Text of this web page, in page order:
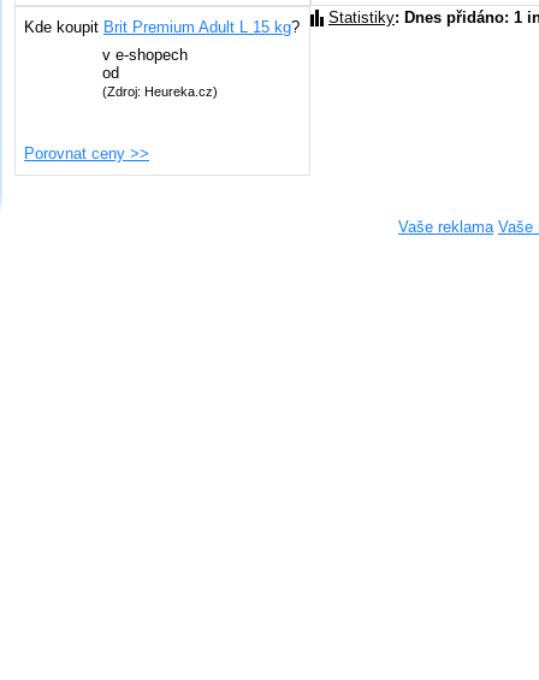
Kde koupit Brit Premium Adult L 15 kg?
v e-shopech
od
(Zdroj: Heureka.cz)
Porovnat ceny >>
Statistiky: Dnes přidáno: 1
Vaše reklama Vaše